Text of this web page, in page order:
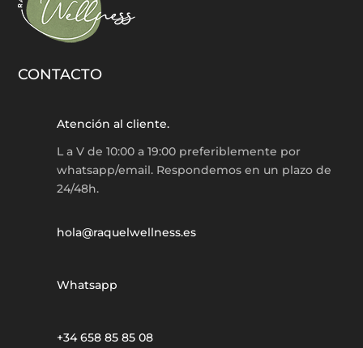
CONTACTO
Atención al cliente.
L a V de 10:00 a 19:00 preferiblemente por
whatsapp/email. Respondemos en un plazo de
24/48h.
hola@raquelwellness.es
Whatsapp
+34 658 85 85 08